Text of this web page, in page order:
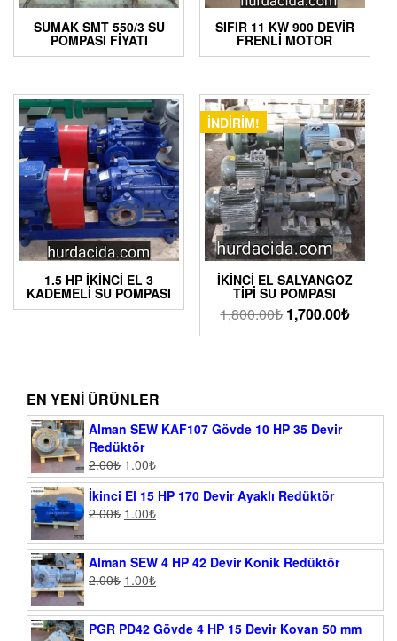
SUMAK SMT 550/3 SU
POMPASI FIYATI
SIFIR 11 KW 900 DEVIR
FRENLI MOTOR
1.5 HP İKINCI EL 3
KADEMELI SU POMPASI
İNDIRIM!
İKINCI EL SALYANGOZ
TIPI SU POMPASI
1,800.00₺ 1,700.00₺
EN YENI ÜRÜNLER
Alman SEW KAF107 Gövde 10 HP 35 Devir
Redüktör
2.00₺ 1.00₺
İkinci El 15 HP 170 Devir Ayaklı Redüktör
2.00₺ 1.00₺
Alman SEW 4 HP 42 Devir Konik Redüktör
2.00₺ 1.00₺
PGR PD42 Gövde 4 HP 15 Devir Kovan 50 mm